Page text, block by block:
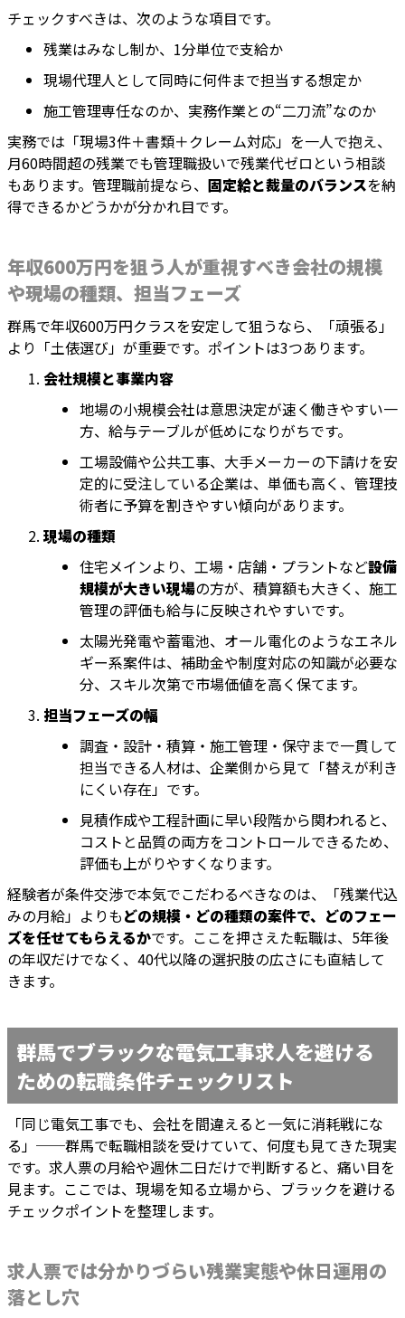
チェックすべきは、次のような項目です。
残業はみなし制か、1分単位で支給か
現場代理人として同時に何件まで担当する想定か
施工管理専任なのか、実務作業との“二刀流”なのか
実務では「現場3件＋書類＋クレーム対応」を一人で抱え、
月60時間超の残業でも管理職扱いで残業代ゼロという相談
もあります。管理職前提なら、 固定給と裁量のバランスを納
得できるかどうかが分かれ目です。
年収600万円を狙う人が重視すべき会社の規模
や現場の種類、担当フェーズ
群馬で年収600万円クラスを安定して狙うなら、「頑張る」
より「土俵選び」が重要です。ポイントは3つあります。
会社規模と事業内容
地場の小規模会社は意思決定が速く働きやすい一
方、給与テーブルが低めになりがちです。
工場設備や公共工事、大手メーカーの下請けを安
定的に受注している企業は、単価も高く、管理技
術者に予算を割きやすい傾向があります。
現場の種類
住宅メインより、工場・店舗・プラントなど設備
規模が大きい現場の方が、積算額も大きく、施工
管理の評価も給与に反映されやすいです。
太陽光発電や蓄電池、オール電化のようなエネル
ギー系案件は、補助金や制度対応の知識が必要な
分、スキル次第で市場価値を高く保てます。
担当フェーズの幅
調査・設計・積算・施工管理・保守まで一貫して
担当できる人材は、企業側から見て「替えが利き
にくい存在」です。
見積作成や工程計画に早い段階から関われると、
コストと品質の両方をコントロールできるため、
評価も上がりやすくなります。
経験者が条件交渉で本気でこだわるべきなのは、「残業代込
みの月給」よりもどの規模・どの種類の案件で、どのフェー
ズを任せてもらえるかです。ここを押さえた転職は、5年後
の年収だけでなく、40代以降の選択肢の広さにも直結して
きます。
群馬でブラックな電気工事求人を避ける
ための転職条件チェックリスト
「同じ電気工事でも、会社を間違えると一気に消耗戦にな
る」──群馬で転職相談を受けていて、何度も見てきた現実
です。求人票の月給や週休二日だけで判断すると、痛い目を
見ます。ここでは、現場を知る立場から、ブラックを避ける
チェックポイントを整理します。
求人票では分かりづらい残業実態や休日運用の
落とし穴